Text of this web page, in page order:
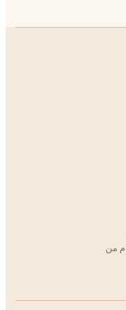
تراسات تطل على ساحل أمالفي، على بُعد 100 م من